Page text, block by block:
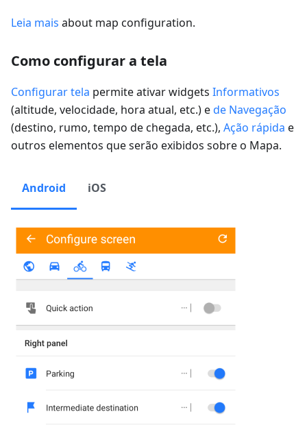
Leia mais about map configuration.
Como configurar a tela
Configurar tela permite ativar widgets Informativos
(altitude, velocidade, hora atual, etc.) ede Navegação
(destino, rumo, tempo de chegada, etc.), Ação rápida e
outros elementos que serão exibidos sobre o Mapa.
Android iOS